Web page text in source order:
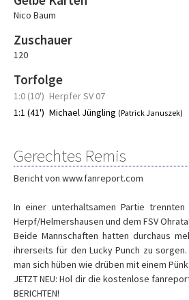
Nico Baum
Zuschauer
120
Torfolge
1:0 (10') Herpfer SV 07
1:1 (41') Michael Jüngling (Patrick Januszek)
Gerechtes Remis
Bericht von www.fanreport.com
In einer unterhaltsamen Partie
Herpf/Helmershausen und dem FSV
Beide Mannschaften hatten durchaus
ihrerseits für den Lucky Punch zu
man sich hüben wie drüben mit einem
JETZT NEU: Hol dir die kostenlose
BERICHTEN!